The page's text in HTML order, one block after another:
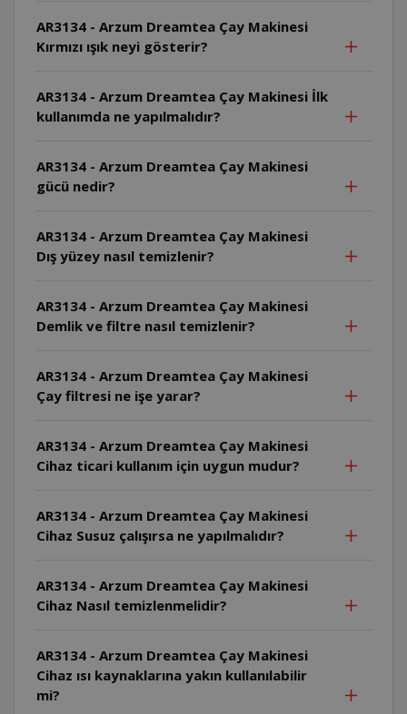
AR3134 - Arzum Dreamtea Çay Makinesi
Kırmızı ışık neyi gösterir?
AR3134 - Arzum Dreamtea Çay Makinesi İlk
kullanımda ne yapılmalıdır?
AR3134 - Arzum Dreamtea Çay Makinesi
gücü nedir?
AR3134 - Arzum Dreamtea Çay Makinesi
Dış yüzey nasıl temizlenir?
AR3134 - Arzum Dreamtea Çay Makinesi
Demlik ve filtre nasıl temizlenir?
AR3134 - Arzum Dreamtea Çay Makinesi
Çay filtresi ne işe yarar?
AR3134 - Arzum Dreamtea Çay Makinesi
Cihaz ticari kullanım için uygun mudur?
AR3134 - Arzum Dreamtea Çay Makinesi
Cihaz Susuz çalışırsa ne yapılmalıdır?
AR3134 - Arzum Dreamtea Çay Makinesi
Cihaz Nasıl temizlenmelidir?
AR3134 - Arzum Dreamtea Çay Makinesi
Cihaz ısı kaynaklarına yakın kullanılabilir
mi?